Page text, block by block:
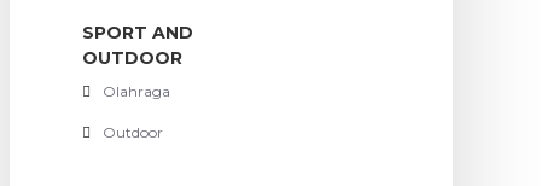
SPORT AND
OUTDOOR
Olahraga
Outdoor